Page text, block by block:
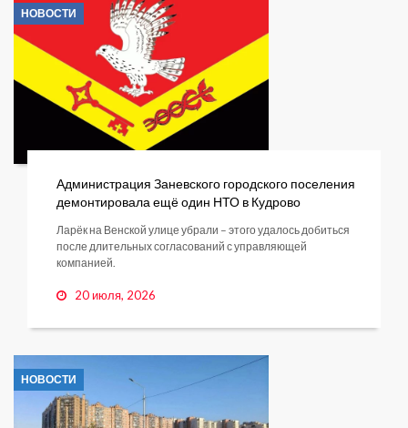
НОВОСТИ
Администрация Заневского городского поселения
демонтировала ещё один НТО в Кудрово
Ларёк на Венской улице убрали – этого удалось добиться
после длительных согласований с управляющей
компанией.
20 июля, 2026
НОВОСТИ